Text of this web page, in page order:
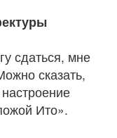
сдаться, мне
сказать,
Ито».